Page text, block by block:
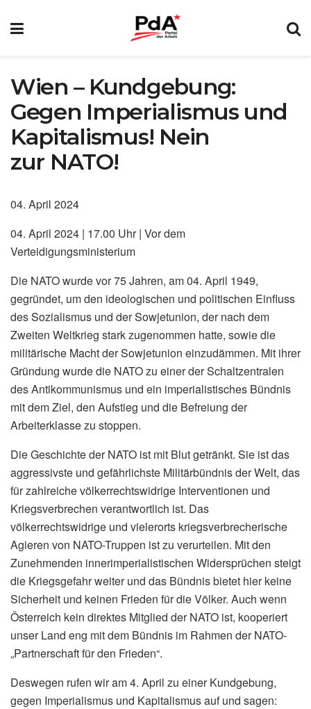
Wien – Kundgebung:
Gegen Imperialismus und
Kapitalismus! Nein
zur NATO!
04. April 2024
04. April 2024 | 17.00 Uhr | Vor dem
Verteidigungsministerium
Die NATO wurde vor 75 Jahren, am 04. April 1949,
gegründet, um den ideologischen und politischen Einfluss
des Sozialismus und der Sowjetunion, der nach dem
Zweiten Weltkrieg stark zugenommen hatte, sowie die
militärische Macht der Sowjetunion einzudämmen. Mit ihrer
Gründung wurde die NATO zu einer der Schaltzentralen
des Antikommunismus und ein imperialistisches Bündnis
mit dem Ziel, den Aufstieg und die Befreiung der
Arbeiterklasse zu stoppen.
Die Geschichte der NATO ist mit Blut getränkt. Sie ist das
aggressivste und gefährlichste Militärbündnis der Welt, das
für zahlreiche völkerrechtswidrige Interventionen und
Kriegsverbrechen verantwortlich ist. Das
völkerrechtswidrige und vielerorts kriegsverbrecherische
Agieren von NATO-Truppen ist zu verurteilen. Mit den
Zunehmenden innerimperialistischen Widersprüchen steigt
die Kriegsgefahr weiter und das Bündnis bietet hier keine
Sicherheit und keinen Frieden für die Völker. Auch wenn
Österreich kein direktes Mitglied der NATO ist, kooperiert
unser Land eng mit dem Bündnis im Rahmen der NATO-
„Partnerschaft für den Frieden“.
Deswegen rufen wir am 4. April zu einer Kundgebung,
gegen Imperialismus und Kapitalismus auf und sagen: